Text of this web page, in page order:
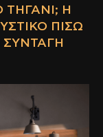
Η F
ΠΊΣΩ Α